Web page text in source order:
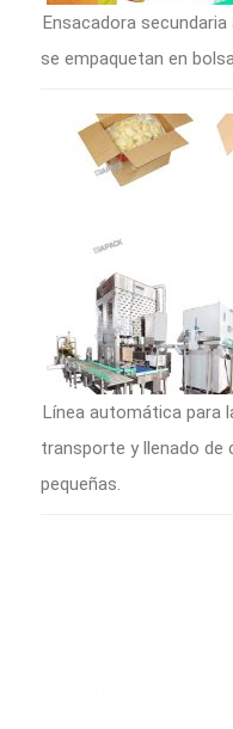
Ensacadora
se empaquetan en
Línea automática para
transporte y llenado de
pequeñas.